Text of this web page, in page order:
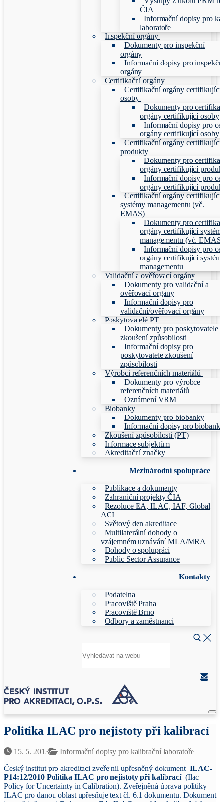
ČIA
Informační dopisy pro
laboratoře
Inspekční orgány
Dokumenty pro inspekční
orgány
Informační dopisy pro
orgány
Certifikační orgány
Certifikační orgány
osoby
Dokumenty pro
orgány certifikující osoby
Informační dopisy pro
orgány certifikující osoby
Certifikační orgány
produkty
Dokumenty pro
orgány certifikující
Informační dopisy pro
orgány certifikující
Certifikační orgány
systémy managementu (vč.
EMAS)
Dokumenty pro
orgány certifikující
managementu (vč.
Informační dopisy pro
orgány certifikující
managementu
Validační a ověřovací orgány
Dokumenty pro validační a
ověřovací orgány
Informační dopisy pro
validační/ověřovací orgány
Poskytovatelé PT
Dokumenty pro poskytovatele
zkoušení způsobilosti
Informační dopisy pro
poskytovatele zkoušení
způsobilosti
Výrobci referenčních materiálů
Dokumenty pro výrobce
referenčních materiálů
Oznámení VRM
Biobanky
Dokumenty pro biobanky
Informační dopisy pro
Zkoušení způsobilosti (PT)
Informace subjektům
Akreditační značky
Mezinárodní spolupráce
Publikace a dokumenty
Zahraniční projekty ČIA
Rezoluce EA, ILAC, IAF, Global
ACI
Světový den akreditace
Multilaterální dohody o
vzájemném uznávání MLA/MRA
Dohody o spolupráci
Public Sector Assurance
Kontakty
Podatelna
Pracoviště Praha
Pracoviště Brno
Odbory a zaměstnanci
Politika ILAC pro nejistoty při kalibrací
15. 5. 2013
Informační dopisy pro kalibrační laboratoře
Český institut pro akreditaci zveřejnil upřesněný dokument ILAC-
P14:12/2010 Politika ILAC pro nejistoty při kalibrací (Ilac
Policy for Uncertainty in Calibration). Zveřejněná úprava politiky
ILAC pro danou oblast upřesňuje text čl. 6.1 dokumentu. Dokument